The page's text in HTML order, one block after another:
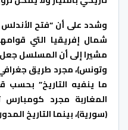
وشدد على أن “فتح
شمال إفريقيا التي
مشيرا إلى أن المسلسل جعل
وتونس)، مجرد طريق
ما ينفيه التاريخ”
المغاربة مجرد
(سورية)، بينما التاريخ